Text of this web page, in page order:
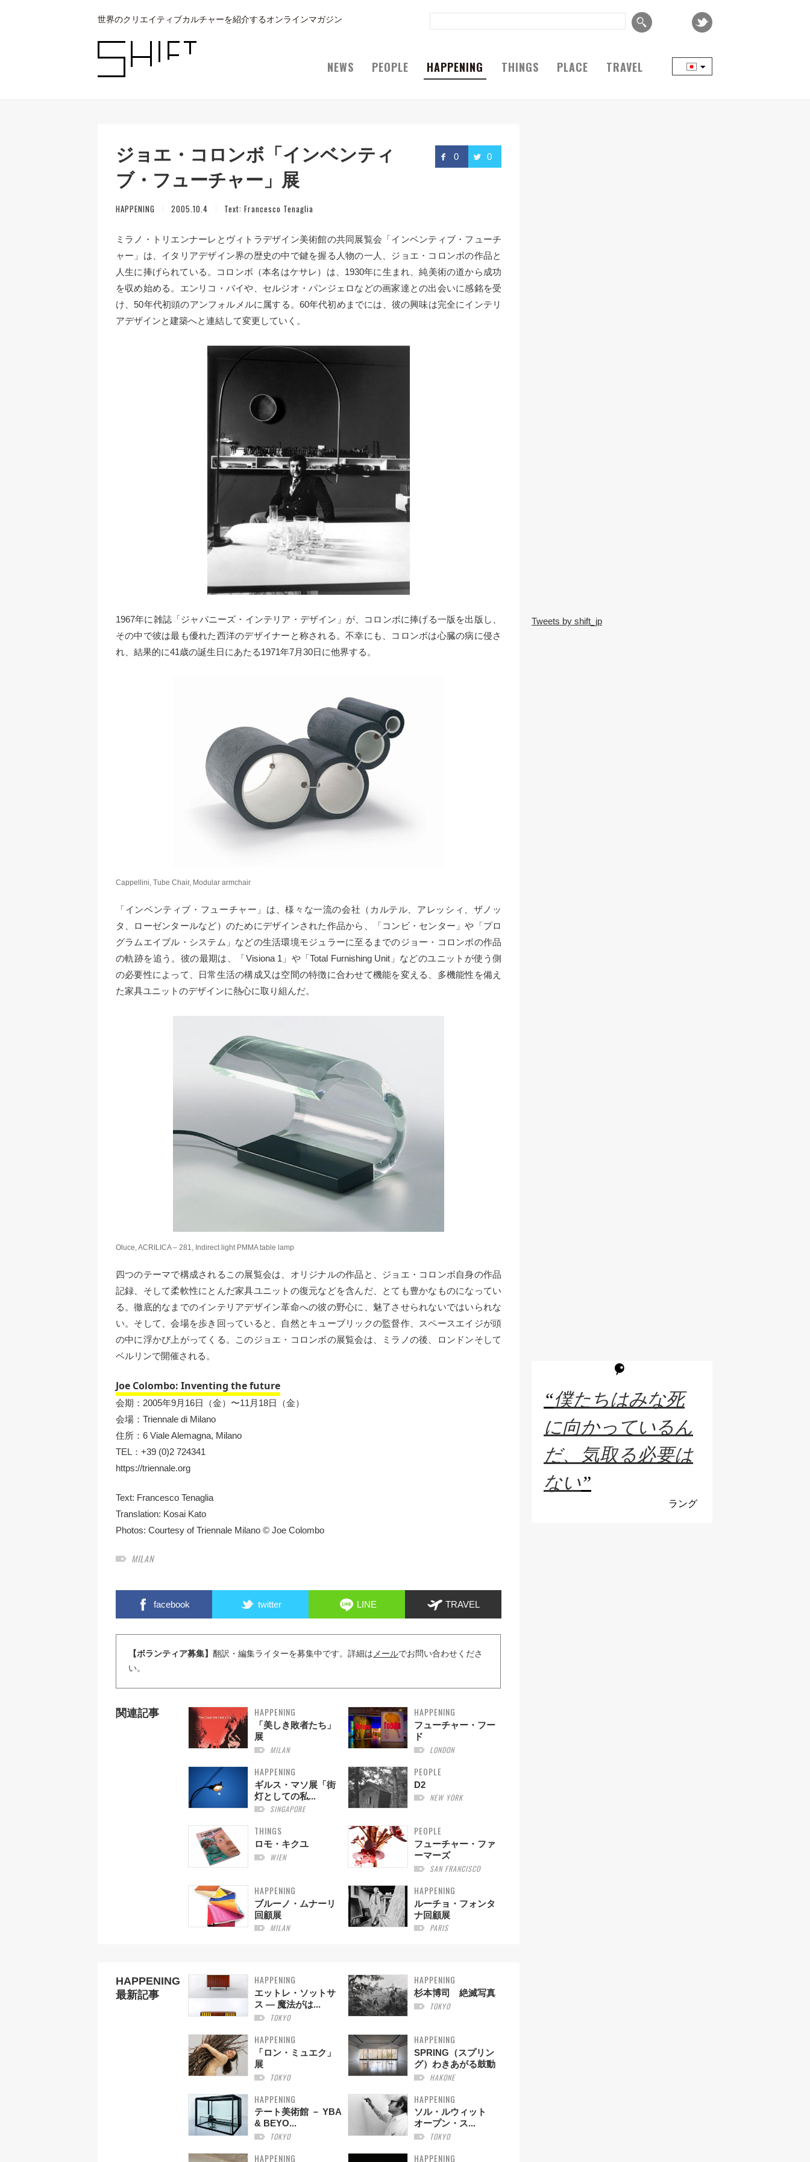
世界のクリエイティブカルチャーを紹介するオンラインマガジン
NEWS PEOPLE HAPPENING THINGS PLACE TRAVEL
0 0
ジョエ・コロンボ「インベンティ
ブ・フューチャー」展
HAPPENING 2005.10.4 Text: Francesco Tenaglia
ミラノ・トリエンナーレとヴィトラデザイン美術館の共同展覧会「インベンティブ・フューチ
ャー」は、イタリアデザイン界の歴史の中で鍵を握る人物の一人、ジョエ・コロンボの作品と
人生に捧げられている。コロンボ（本名はケサレ）は、1930年に生まれ、純美術の道から成功
を収め始める。エンリコ・バイや、セルジオ・パンジェロなどの画家達との出会いに感銘を受
け、50年代初頭のアンフォルメルに属する。60年代初めまでには、彼の興味は完全にインテリ
アデザインと建築へと連結して変更していく。
1967年に雑誌「ジャパニーズ・インテリア・デザイン」が、コロンボに捧げる一版を出版し、
その中で彼は最も優れた西洋のデザイナーと称される。不幸にも、コロンボは心臓の病に侵さ
れ、結果的に41歳の誕生日にあたる1971年7月30日に他界する。
Cappellini, Tube Chair, Modular armchair
「インベンティブ・フューチャー」は、様々な一流の会社（カルテル、アレッシィ、ザノッ
タ、ローゼンタールなど）のためにデザインされた作品から、「コンビ・センター」や「プロ
グラムエイブル・システム」などの生活環境モジュラーに至るまでのジョー・コロンボの作品
の軌跡を追う。彼の最期は、「Visiona 1」や「Total Furnishing Unit」などのユニットが使う側
の必要性によって、日常生活の構成又は空間の特徴に合わせて機能を変える、多機能性を備え
た家具ユニットのデザインに熱心に取り組んだ。
Oluce, ACRILICA – 281, Indirect light PMMA table lamp
四つのテーマで構成されるこの展覧会は、オリジナルの作品と、ジョエ・コロンボ自身の作品
記録、そして柔軟性にとんだ家具ユニットの復元などを含んだ、とても豊かなものになってい
る。徹底的なまでのインテリアデザイン革命への彼の野心に、魅了させられないではいられな
い。そして、会場を歩き回っていると、自然とキューブリックの監督作、スペースエイジが頭
の中に浮かび上がってくる。このジョエ・コロンボの展覧会は、ミラノの後、ロンドンそして
ベルリンで開催される。
Joe Colombo: Inventing the future
会期：2005年9月16日（金）〜11月18日（金）
会場：Triennale di Milano
住所：6 Viale Alemagna, Milano
TEL：+39 (0)2 724341
https://triennale.org
Text: Francesco Tenaglia
Translation: Kosai Kato
Photos: Courtesy of Triennale Milano © Joe Colombo
MILAN
facebook twitter LINE TRAVEL
【ボランティア募集】 翻訳・編集ライターを募集中です。詳細は メールでお問い合わせくださ
い。
関連記事 HAPPENING
「美しき敗者たち」
展
MILAN
HAPPENING
フューチャー・フー
ド
LONDON
HAPPENING
ギルス・マソ展「街
灯としての私...
SINGAPORE
PEOPLE
D2
NEW YORK
THINGS
ロモ・キクユ
WIEN
PEOPLE
フューチャー・ファ
ーマーズ
SAN FRANCISCO
HAPPENING
ブルーノ・ムナーリ
回顧展
MILAN
HAPPENING
ルーチョ・フォンタ
ナ回顧展
PARIS
HAPPENING
最新記事
HAPPENING
エットレ・ソットサ
ス — 魔法がは...
TOKYO
HAPPENING
杉本博司 絶滅写真
TOKYO
HAPPENING
「ロン・ミュエク」
展
TOKYO
HAPPENING
SPRING（スプリン
グ）わきあがる鼓動
HAKONE
HAPPENING
テート美術館 － YBA
& BEYO...
TOKYO
HAPPENING
ソル・ルウィット
オープン・ス...
TOKYO
HAPPENING HAPPENING
Tweets by shift_jp
“僕たちはみな死
に向かっているん
だ、気取る必要は
ない”
ラング